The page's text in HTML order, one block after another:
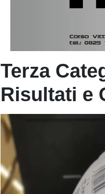
Terza
Risultati e